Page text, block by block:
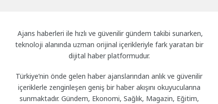
Ajans haberleri ile hızlı ve güvenilir gündem takibi sunarken,
teknoloji alanında uzman orijinal içerikleriyle fark yaratan bir
dijital haber platformudur.
Türkiye’nin önde gelen haber ajanslarından anlık ve güvenilir
içeriklerle zenginleşen geniş bir haber akışını okuyucularına
sunmaktadır. Gündem, Ekonomi, Sağlık, Magazin, Eğitim,